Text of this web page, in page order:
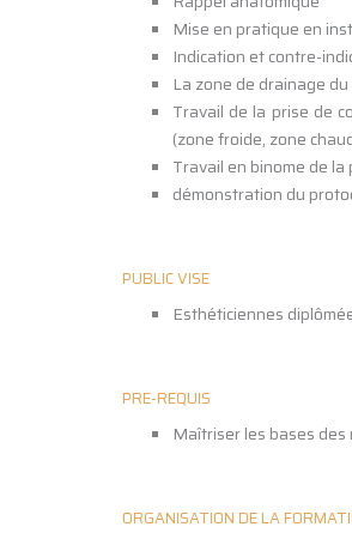
Mise en pratique en
Indication et contre-
La zone de drainage
Travail de la prise de
(zone froide, zone
Travail en binome de
démonstration du
PUBLIC VISE
Esthéticiennes
PRE-REQUIS
Maîtriser les bases
ORGANISATION DE LA